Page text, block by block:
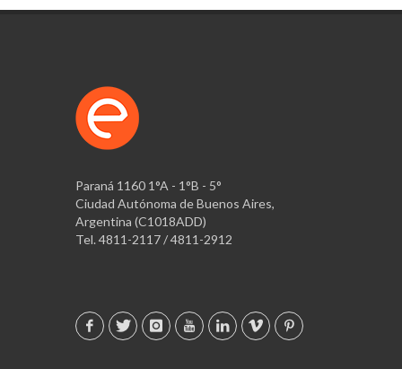
Paraná 1160 1°A - 1°B - 5°
Ciudad Autónoma de Buenos Aires,
Argentina (C1018ADD)
Tel. 4811-2117 / 4811-2912